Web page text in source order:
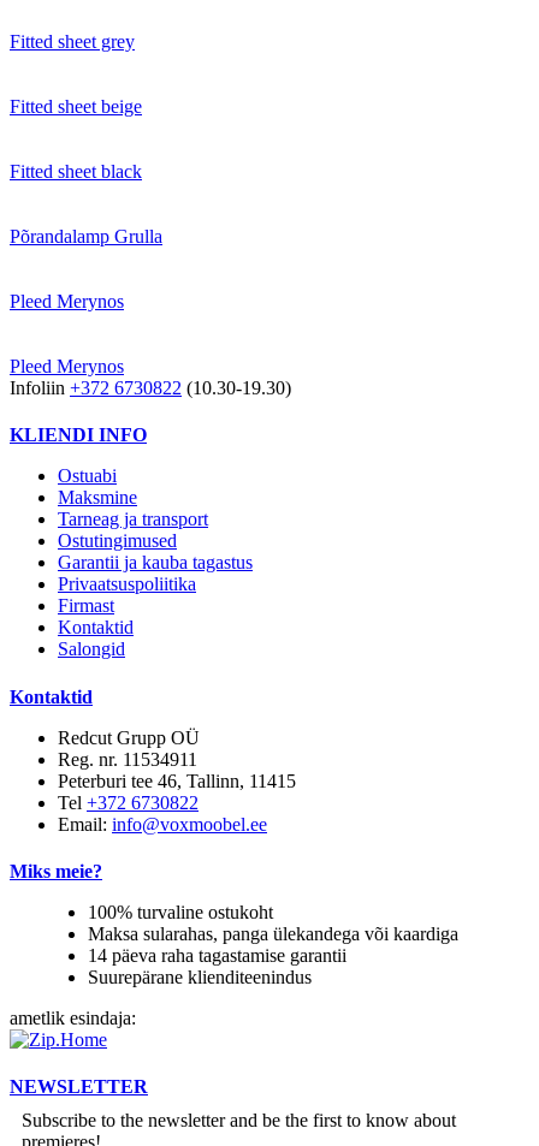
Fitted sheet grey
Fitted sheet beige
Fitted sheet black
Põrandalamp Grulla
Pleed Merynos
Pleed Merynos
Infoliin +372 6730822 (10.30-19.30)
KLIENDI INFO
Ostuabi
Maksmine
Tarneag ja transport
Ostutingimused
Garantii ja kauba tagastus
Privaatsuspoliitika
Firmast
Kontaktid
Salongid
Kontaktid
Redcut Grupp OÜ
Reg. nr. 11534911
Peterburi tee 46, Tallinn, 11415
Tel +372 6730822
Email: info@voxmoobel.ee
Miks meie?
100% turvaline ostukoht
Maksa sularahas, panga ülekandega või kaardiga
14 päeva raha tagastamise garantii
Suurepärane klienditeenindus
ametlik esindaja:
NEWSLETTER
Subscribe to the newsletter and be the first to know about